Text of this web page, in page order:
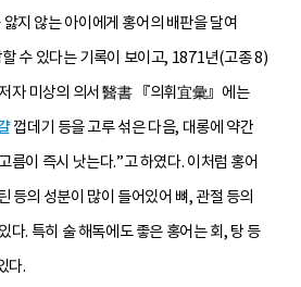
지 않는 아이에게 홍어의 배판을 달여
수 있다는 기록이 보이고, 1871년(고종 8)
자 미상의 의서 醫書 『의휘宜彙』에는
껍데기 등을 고루 섞은 다음, 대롱에 약간
름이 즉시 낫는다.”고 하였다. 이처럼 홍어
등의 성분이 많이 들어있어 뼈, 관절 등의
다. 특히 술 해독에도 좋은 홍어는 회, 탕 등
다.